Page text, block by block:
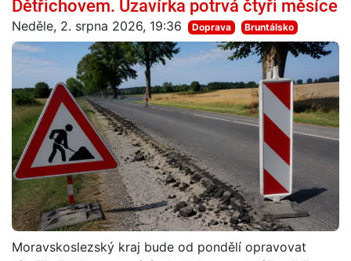
Dětřichovem. Uzavírka potrvá čtyři měsíce
Neděle, 2. srpna 2026, 19:36 Doprava Bruntálsko
Moravskoslezský kraj bude od pondělí opravovat